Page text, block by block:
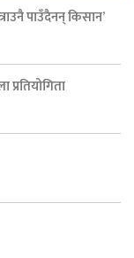
पाउँदैनन् किसान’